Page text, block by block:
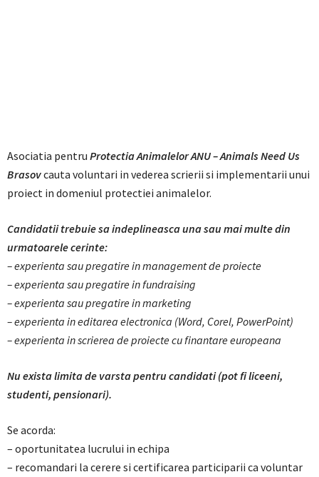
Asociatia pentru Protectia Animalelor ANU – Animals Need Us
Brasovcauta voluntari in vederea scrierii si implementarii unui
proiect in domeniul protectiei animalelor.
Candidatii trebuie sa indeplineasca una sau mai multe din
urmatoarele cerinte:
– experienta sau pregatire in management de proiecte
– experienta sau pregatire in fundraising
– experienta sau pregatire in marketing
– experienta in editarea electronica (Word, Corel, PowerPoint)
– experienta in scrierea de proiecte cu finantare europeana
Nu exista limita de varsta pentru candidati (pot fi liceeni,
studenti, pensionari).
Se acorda:
– oportunitatea lucrului in echipa
– recomandari la cerere si certificarea participarii ca voluntar